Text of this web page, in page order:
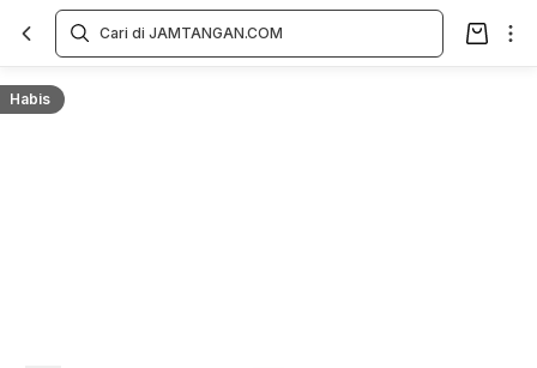
Habis
Overview